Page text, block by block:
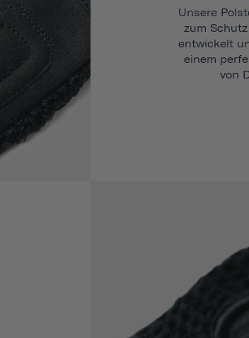
Unsere
zum
entwickelt
einem
von